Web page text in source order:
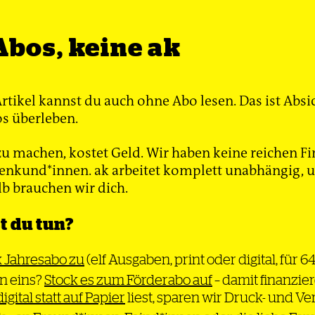
Anfang
und
der Post-RAF-
Bart
»Wir verlangen, Ulrike
noch mal zu sehen«
Ulrike Meinhof
es ist
20. Mai 2025
Die ersten Zeugen
15.
keine ak
kannst du auch ohne Abo lesen. Das ist
überleben.
machen, kostet Geld. Wir haben keine reichen
ak arbeitet komplett unabhängig,
brauchen wir dich.
du tun?
zu(elf Ausgaben, print oder digital, für
eins?Stock es zum Förderabo auf– damit
statt auf Papierliest, sparen wir Druck- und